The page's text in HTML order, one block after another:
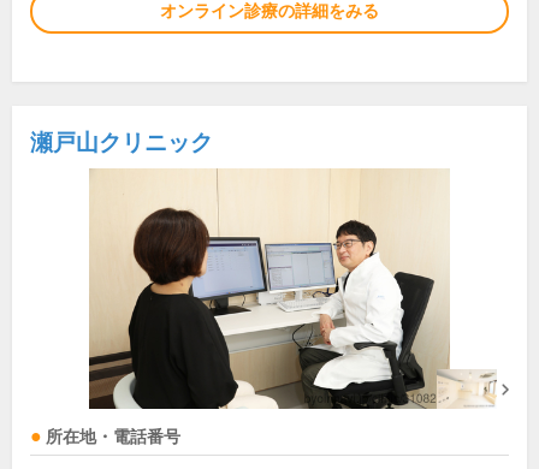
オンライン診療の詳細をみる
瀬戸山クリニック
所在地・電話番号